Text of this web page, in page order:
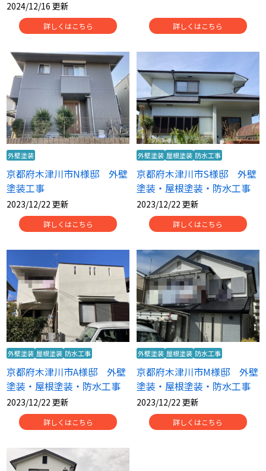
2024/12/16 更新
詳しくはこちら 詳しくはこちら
外壁塗装
京都府木津川市N様邸 外壁
塗装工事
2023/12/22 更新
詳しくはこちら
外壁塗装 屋根塗装 防水工事
京都府木津川市S様邸 外壁
塗装・屋根塗装・防水工事
2023/12/22 更新
詳しくはこちら
外壁塗装 屋根塗装 防水工事
京都府木津川市A様邸 外壁
塗装・屋根塗装・防水工事
2023/12/22 更新
詳しくはこちら
外壁塗装 屋根塗装 防水工事
京都府木津川市M様邸 外壁
塗装・屋根塗装・防水工事
2023/12/22 更新
詳しくはこちら